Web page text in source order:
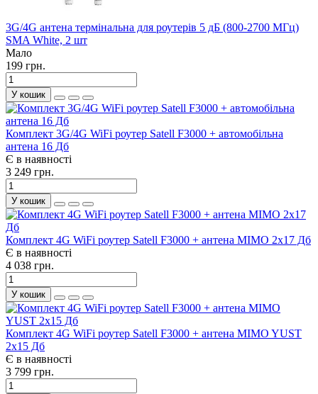
3G/4G антена термінальна для роутерів 5 дБ (800-2700 МГц)
SMA White, 2 шт
Мало
199 грн.
У кошик
Комплект 3G/4G WiFi роутер Satell F3000 + автомобільна
антена 16 Дб
Є в наявності
3 249 грн.
У кошик
Комплект 4G WiFi роутер Satell F3000 + антена MIMO 2x17 Дб
Є в наявності
4 038 грн.
У кошик
Комплект 4G WiFi роутер Satell F3000 + антена MIMO YUST
2x15 Дб
Є в наявності
3 799 грн.